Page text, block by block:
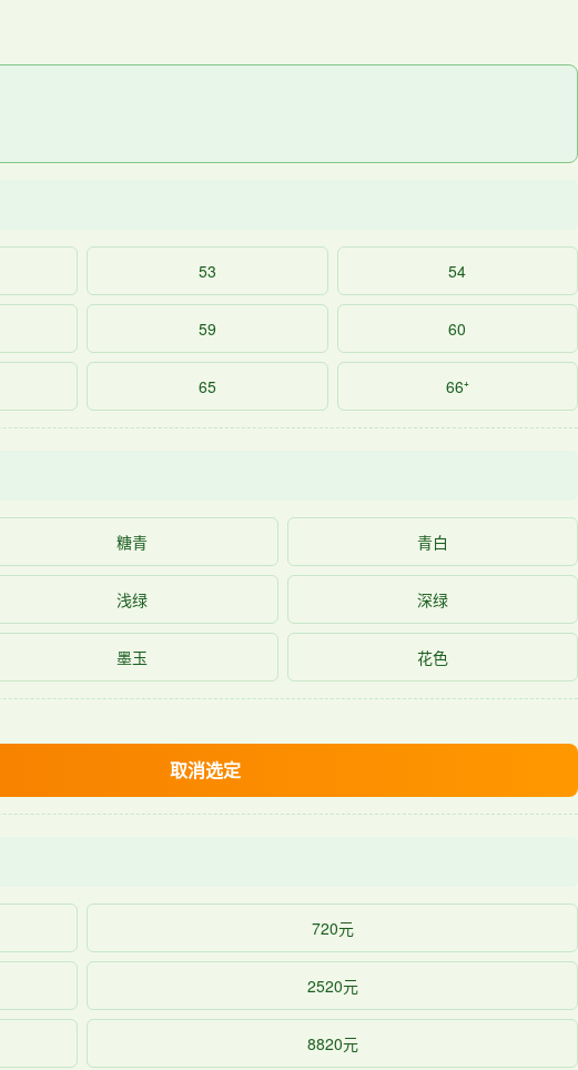
53 54
59 60
65 66⁺
糖青 青白
浅绿 深绿
墨玉 花色
取消选定
720元
2520元
8820元